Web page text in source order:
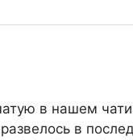
в нашем
в